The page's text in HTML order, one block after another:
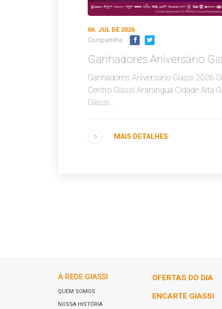
06. JUL DE 2026
Compartilhe
Ganhadores Aniversário
Ganhadores Aniversário Giassi 2026
Centro Giassi Araranguá Cidade Alta
Giassi...
MAIS DETALHES
A REDE GIASSI
QUEM SOMOS
NOSSA HISTÓRIA
OFERTAS DO DIA
ENCARTE GIASSI